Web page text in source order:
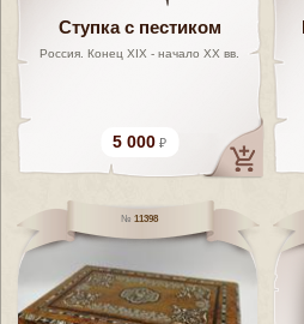
Ступка с пестиком
Россия. Конец XIX - начало XX вв.
5 000
11398